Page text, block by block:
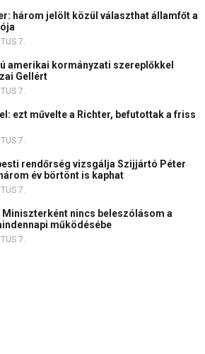
három jelölt közül választhat államfőt a
7.
amerikai kormányzati szereplőkkel
Gellért
7.
ezt művelte a Richter, befutottak a friss
7.
rendőrség vizsgálja Szijjártó Péter
év börtönt is kaphat
7.
nincs beleszólásom a
működésébe
7.